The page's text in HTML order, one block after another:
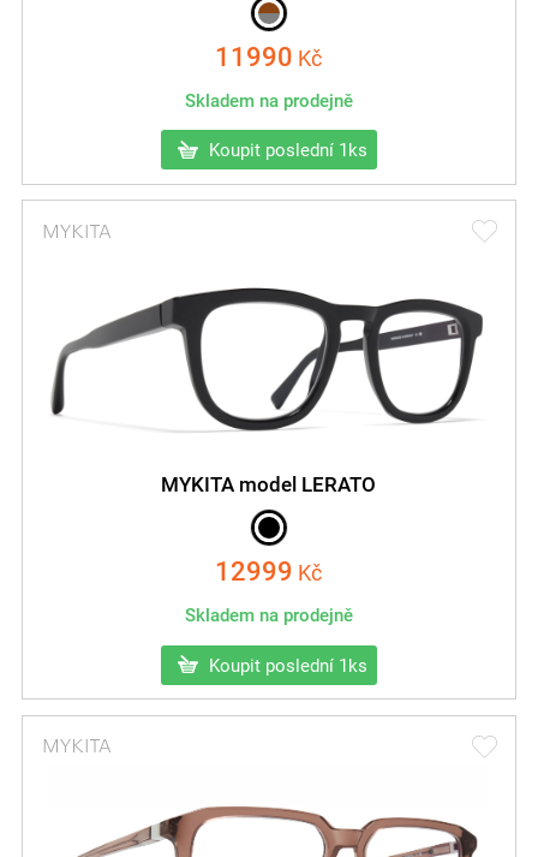
11990 Kč
Skladem na prodejně
Koupit poslední 1ks
MYKITA model LERATO
12999 Kč
Skladem na prodejně
Koupit poslední 1ks